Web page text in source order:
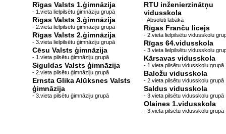
Rīgas Valsts 1.ģimnāzija
- 1.vieta lielpilsētu ģimnāziju grupā
Rīgas Valsts 3.ģimnāzija
- 2.vieta lielpilsētu ģimnāziju grupā
Rīgas Valsts 2.ģimnāzija
- 3.vieta lielpilsētu ģimnāziju grupā
Cēsu Valsts ģimnāzija
- 1.vieta pilsētu ģimnāziju grupā
Siguldas Valsts ģimnāzija
- 2.vieta pilsētu ģimnāziju grupā
Ernsta Glika Alūksnes Valsts
ģimnāzija
- 3.vieta pilsētu ģimnāziju grupā
RTU inženierzinātņu
vidusskola
- Absolūti labākā
Rīgas Franču licejs
- 2.vieta lielpilsētu vidusskolu
Rīgas 64.vidusskola
- 3.vieta lielpilsētu vidusskolu
Kārsavas vidusskola
- 1.vieta pilsētu vidusskolu grupā
Baložu vidusskola
- 2.vieta pilsētu vidusskolu grupā
Saldus vidusskola
- 3.vieta pilsētu vidusskolu grupā
Olaines 1.vidusskola
- 3.vieta pilsētu vidusskolu grupā